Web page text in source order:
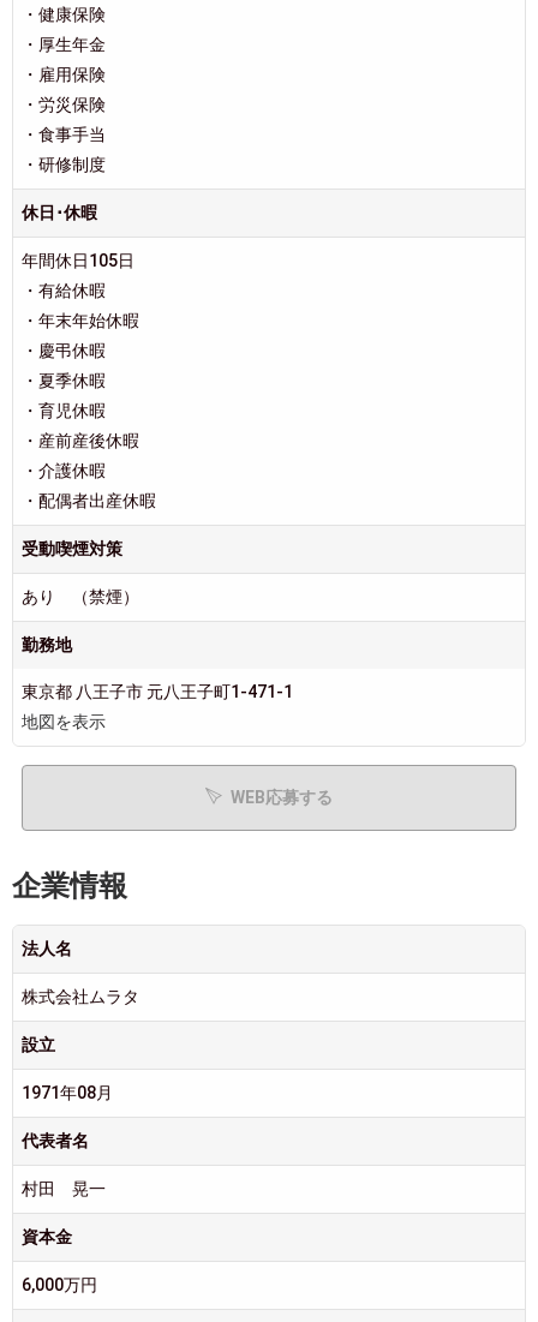
・健康保険
・厚生年金
・雇用保険
・労災保険
・食事手当
・研修制度
休日･休暇
年間休日105日
・有給休暇
・年末年始休暇
・慶弔休暇
・夏季休暇
・育児休暇
・産前産後休暇
・介護休暇
・配偶者出産休暇
受動喫煙対策
あり （禁煙）
勤務地
東京都 八王子市 元八王子町1-471-1
地図を表示
WEB応募する
企業情報
法人名
株式会社ムラタ
設立
1971年08月
代表者名
村田 晃一
資本金
6,000万円